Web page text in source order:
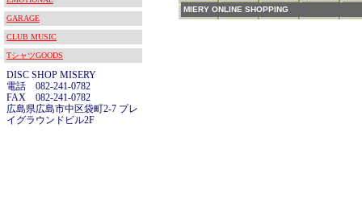
GARAGE
CLUB MUSIC
TシャツGOODS
DISC SHOP MISERY
電話 082-241-0782
FAX 082-241-0782
広島県広島市中区袋町2-7 プレ
イグラウンドビル2F
MIERY ONLINE SHOPPING